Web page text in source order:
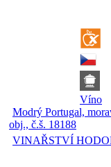
Víno
Modrý Portugal,
obj., č.š. 18188
VINAŘSTVÍ